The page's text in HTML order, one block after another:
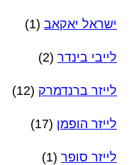
ישראל יאקאב (1)
לייבי בינדר (2)
לייזר ברנדמרק (12)
לייזר הופמן (17)
לייזר סופר (1)